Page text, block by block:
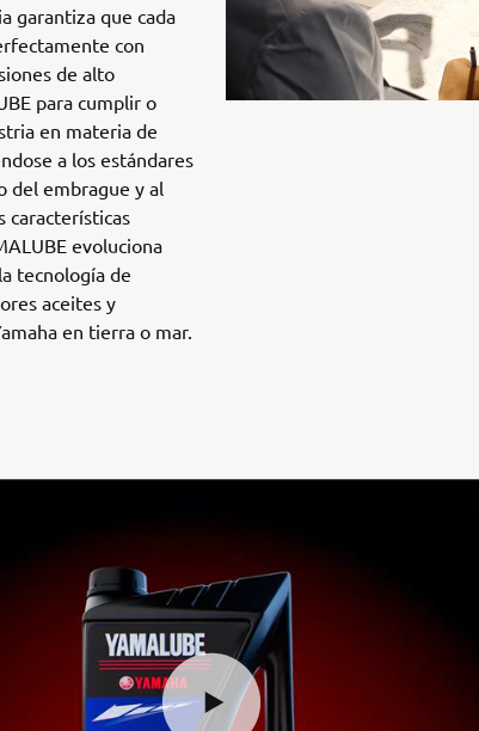
garantiza que cada
con
de alto
para cumplir o
en materia de
a los estándares
del embrague y al
características
evoluciona
tecnología de
aceites y
en tierra o mar.